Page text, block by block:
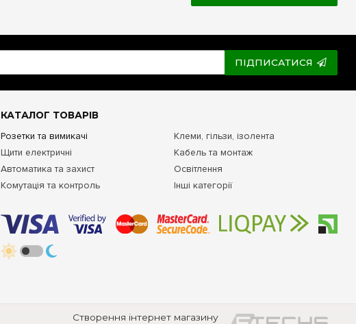
ПІДПИСАТИСЯ
КАТАЛОГ ТОВАРІВ
Розетки та вимикачі
Щити електричні
Автоматика та захист
Комутація та контроль
Клеми, гільзи, ізолента
Кабель та монтаж
Освітлення
Інші категорії
Створення інтернет магазину